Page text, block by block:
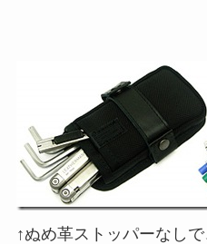
↑ぬめ革ストッパーなし